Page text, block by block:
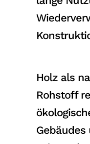
Holz als
Rohstoff